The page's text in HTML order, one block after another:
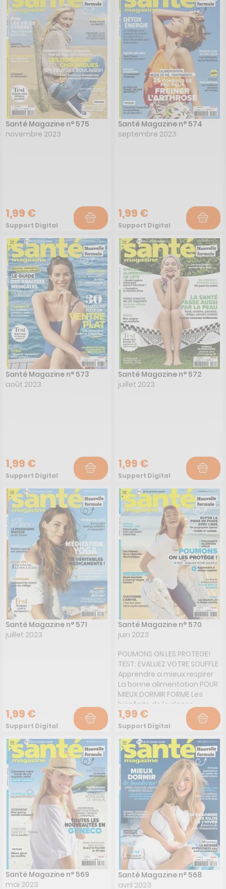
Santé Magazine n° 575
novembre 2023
1,99 €
Support Digital
Santé Magazine n° 574
septembre 2023
1,99 €
Support Digital
Santé Magazine n° 573
août 2023
1,99 €
Support Digital
Santé Magazine n° 572
juillet 2023
1,99 €
Support Digital
Santé Magazine n° 571
juillet 2023
1,99 €
Support Digital
Santé Magazine n° 570
juin 2023
POUMONS ON LES PROTEGE!
TEST: EVALUEZ VOTRE SOUFFLE
Apprendre a mieux respirer
La bonne alimentation POUR
MIEUX DORMIR FORME Les
bienfaits de la danse
country
1,99 €
Support Digital
Santé Magazine n° 569
mai 2023
Santé Magazine n° 568
avril 2023